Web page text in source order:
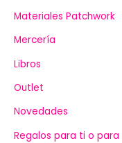
Materiales Patchwork
Mercería
Libros
Outlet
Novedades
Regalos para ti o